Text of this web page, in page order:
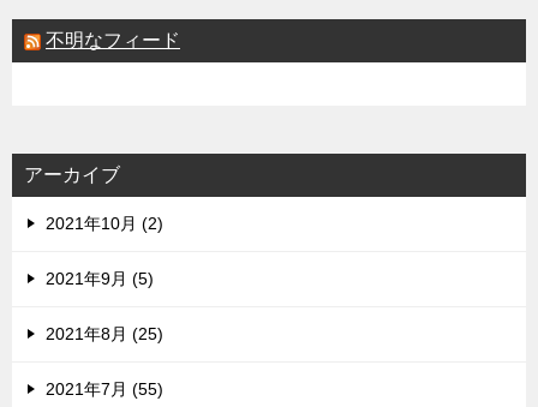
不明なフィード
アーカイブ
2021年10月 (2)
2021年9月 (5)
2021年8月 (25)
2021年7月 (55)